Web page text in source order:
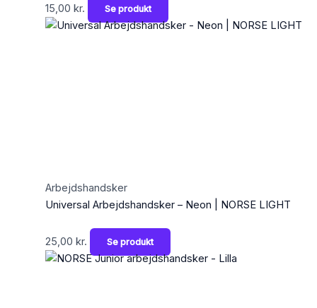
15,00 kr. Se produkt
Arbejdshandsker
Universal Arbejdshandsker – Neon | NORSE LIGHT
25,00 kr. Se produkt